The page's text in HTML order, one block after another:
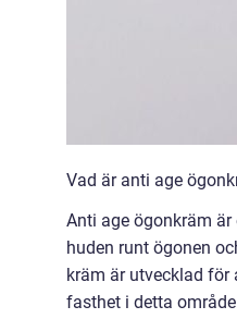
Vad är anti age
Anti age ögonkräm
huden runt ögonen
kräm är utvecklad
fasthet i detta